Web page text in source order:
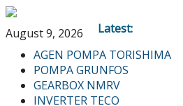
August 9, 2026
Latest:
AGEN POMPA TORISHIMA
POMPA GRUNFOS
GEARBOX NMRV
INVERTER TECO